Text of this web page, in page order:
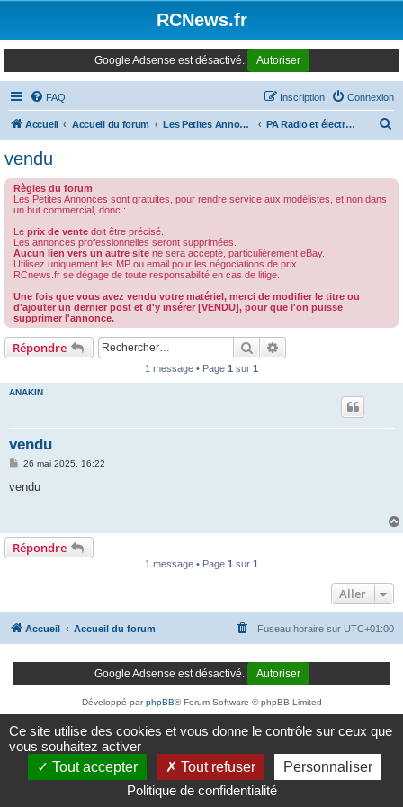
RCNews.fr
Google Adsense est désactivé. Autoriser
FAQ Connexion
Inscription
Accueil Accueil du forum Les Petites Annonces Modernes PA Radio et électronique
vendu
Règles du forum
Les Petites Annonces sont gratuites, pour rendre service aux modélistes, et non dans
un but commercial, donc :
Le prix de vente doit être précisé.
Les annonces professionnelles seront supprimées.
Aucun lien vers un autre site ne sera accepté, particulièrement eBay.
Utilisez uniquement les MP ou email pour les négociations de prix.
RCnews.fr se dégage de toute responsabilité en cas de litige.
Une fois que vous avez vendu votre matériel, merci de modifier le titre ou
d'ajouter un dernier post et d'y insérer [VENDU], pour que l'on puisse
supprimer l'annonce.
Répondre Rechercher
1 message • Page 1 sur 1
ANAKIN
vendu
M
s
26 mai 2025, 16:22
vendu
Répondre
1 message • Page 1 sur 1
Aller
Accueil Accueil du forum Fuseau horaire sur UTC+01:00
Google Adsense est désactivé. Autoriser
Développé parphpBB® Forum Software © phpBB Limited
Confidentialité|Conditions
Panneau de gestion des cookies
Ce site utilise des cookies et vous donne le contrôle sur ceux que
vous souhaitez activer
Tout accepter
Tout refuser
Personnaliser
Politique de confidentialité